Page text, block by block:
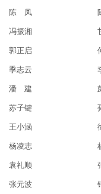
陈 凤
冯振湘
郭正启
季志云
潘 建
苏子键
王小涵
杨凌志
袁礼顺
张元波